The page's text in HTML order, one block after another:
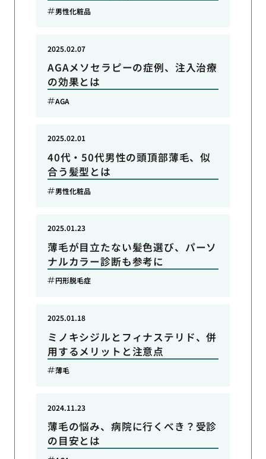
男性化粧品
AGAメソセラピーの症例、注入治療
の効果とは
2025.02.07
AGA
40代・50代男性の頭頂部薄毛、似
合う髪型とは
2025.02.01
男性化粧品
薄毛が目立たない髪色選び、パーソ
ナルカラー診断も参考に
2025.01.23
円形脱毛症
ミノキシジルとフィナステリド、併
用するメリットと注意点
2025.01.18
薄毛
薄毛の悩み、病院に行くべき？受診
の目安とは
2024.11.23